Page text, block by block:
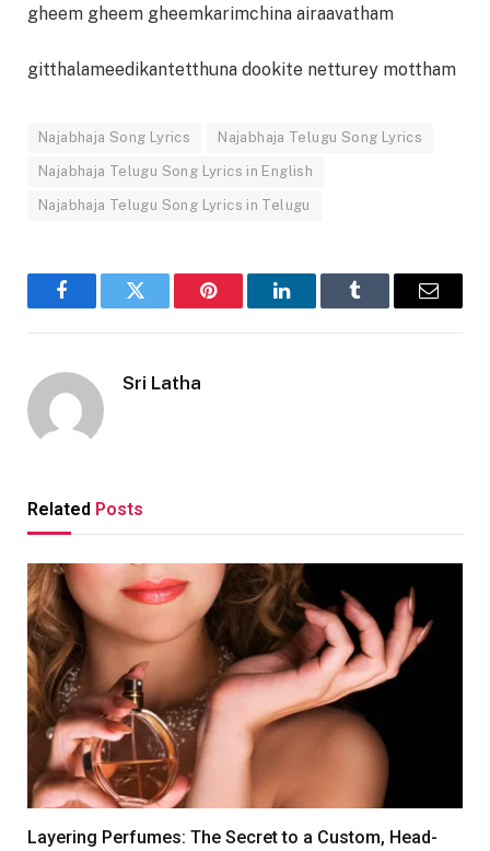
gheem gheem gheemkarimchina airaavatham
gitthalameedikantetthuna dookite netturey mottham
Najabhaja Song Lyrics Najabhaja Telugu Song Lyrics
Najabhaja Telugu Song Lyrics in English
Najabhaja Telugu Song Lyrics in Telugu
FacebookTwitter Pinterest LinkedInTumblr Email
Sri Latha
Related Posts
Layering Perfumes: The Secret to a Custom, Head-